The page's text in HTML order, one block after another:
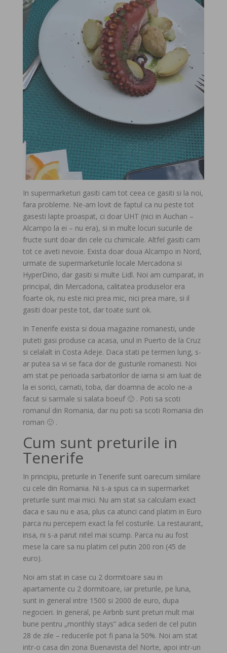
In supermarketuri gasiti cam tot ceea ce gasiti si la noi,
fara probleme. Ne-am lovit de faptul ca nu peste tot
gasesti lapte proaspat, ci doar UHT (nici in Auchan –
Alcampo la ei – nu era), si in multe locuri sucurile de
fructe sunt doar din cele cu chimicale. Altfel gasiti cam
tot ce aveti nevoie. Exista doar doua Alcampo in Nord,
urmate de supermarketurile locale Mercadona si
HyperDino, dar gasiti si multe Lidl. Noi am cumparat, in
principal, din Mercadona, calitatea produselor era
foarte ok, nu este nici prea mic, nici prea mare, si il
gasiti doar peste tot, dar toate sunt ok.
In Tenerife exista si doua magazine romanesti, unde
puteti gasi produse ca acasa, unul in Puerto de la Cruz
si celalalt in Costa Adeje. Daca stati pe termen lung, s-
ar putea sa vi se faca dor de gusturile romanesti. Noi
am stat pe perioada sarbatorilor de iarna si am luat de
la ei sorici, carnati, toba, dar doamna de acolo ne-a
facut si sarmale si salata boeuf 🙂 . Poti sa scoti
romanul din Romania, dar nu poti sa scoti Romania din
roman 🙂 .
Cum sunt preturile in
Tenerife
In principiu, preturile in Tenerife sunt oarecum similare
cu cele din Romania. Ni s-a spus ca in supermarket
preturile sunt mai mici. Nu am stat sa calculam exact
daca e sau nu e asa, plus ca atunci cand platim in Euro
parca nu percepem exact la fel costurile. La restaurant,
insa, ni s-a parut nitel mai scump. Parca nu au fost
mese la care sa nu platim cel putin 200 ron (45 de
euro).
Noi am stat in case cu 2 dormitoare sau in
apartamente cu 2 dormitoare, iar preturile, pe luna,
sunt in general intre 1500 si 2000 de euro, dupa
negocieri. In general, pe Airbnb sunt preturi mult mai
bune pentru „monthly stays” adica sederi de cel putin
28 de zile – reducerile pot fi pana la 50%. Noi am stat
intr-o casa din zona Buenavista del Norte, apoi intr-un